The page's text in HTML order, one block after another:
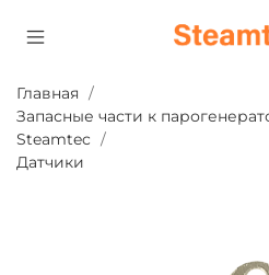
Главная
Запасные части к
Steamtec
Датчики